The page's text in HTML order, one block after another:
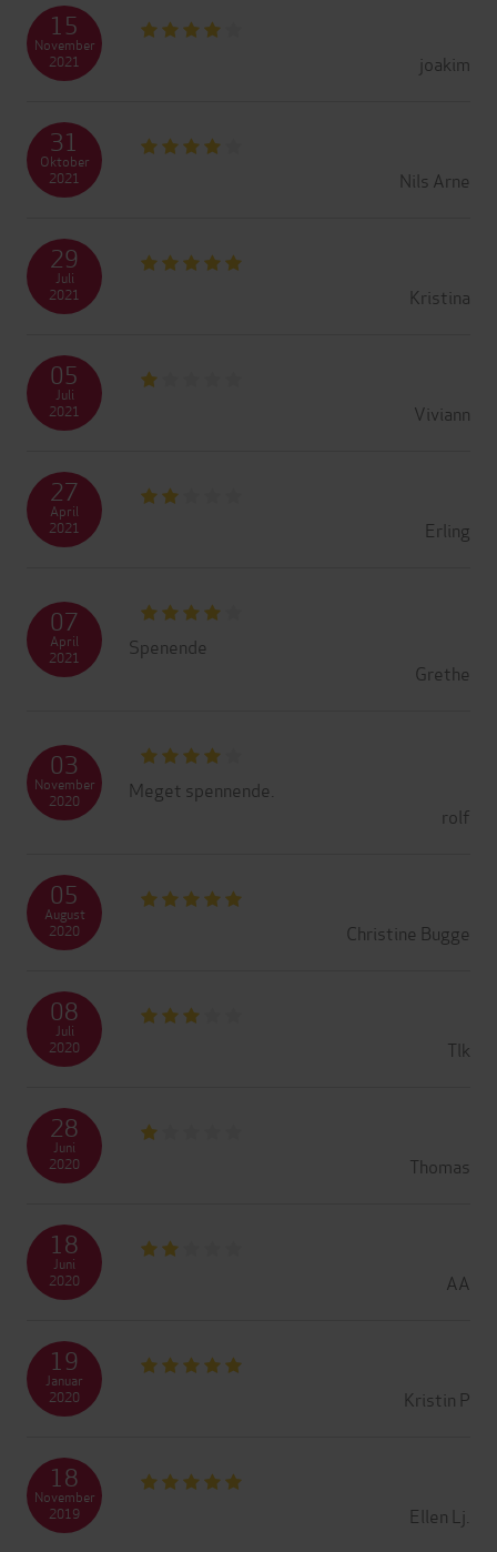
joakim
15
November
2021
Nils Arne
31
Oktober
2021
Kristina
29
Juli
2021
Viviann
05
Juli
2021
Erling
27
April
2021
Spenende
Grethe
07
April
2021
Meget spennende.
rolf
03
November
2020
Christine Bugge
05
August
2020
Tlk
08
Juli
2020
Thomas
28
Juni
2020
AA
18
Juni
2020
Kristin P
19
Januar
2020
Ellen Lj.
18
November
2019